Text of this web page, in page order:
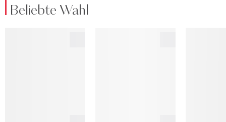
Beliebte Wahl